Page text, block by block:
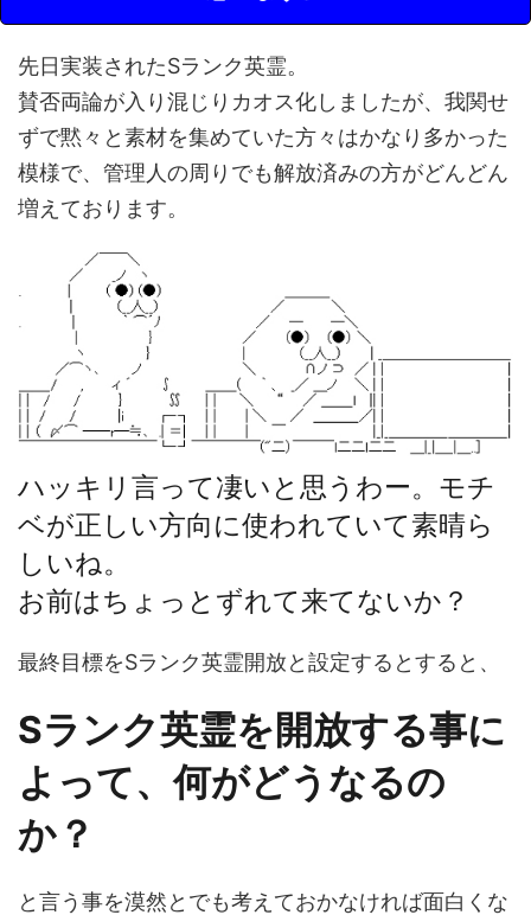
先日実装されたSランク英霊。
賛否両論が入り混じりカオス化しましたが、我関せ
ずで黙々と素材を集めていた方々はかなり多かった
模様で、管理人の周りでも解放済みの方がどんどん
増えております。
ハッキリ言って凄いと思うわー。モチ
ベが正しい方向に使われていて素晴ら
しいね。
お前はちょっとずれて来てないか？
最終目標をSランク英霊開放と設定するとすると、
Sランク英霊を開放する事に
よって、何がどうなるの
か？
と言う事を漠然とでも考えておかなければ面白くな